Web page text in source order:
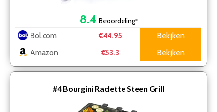
8.4 Beoordeling*
Bol.com €44.95
Bekijken
Amazon
€53.3 Bekijken
#4 Bourgini Raclette Steen Grill